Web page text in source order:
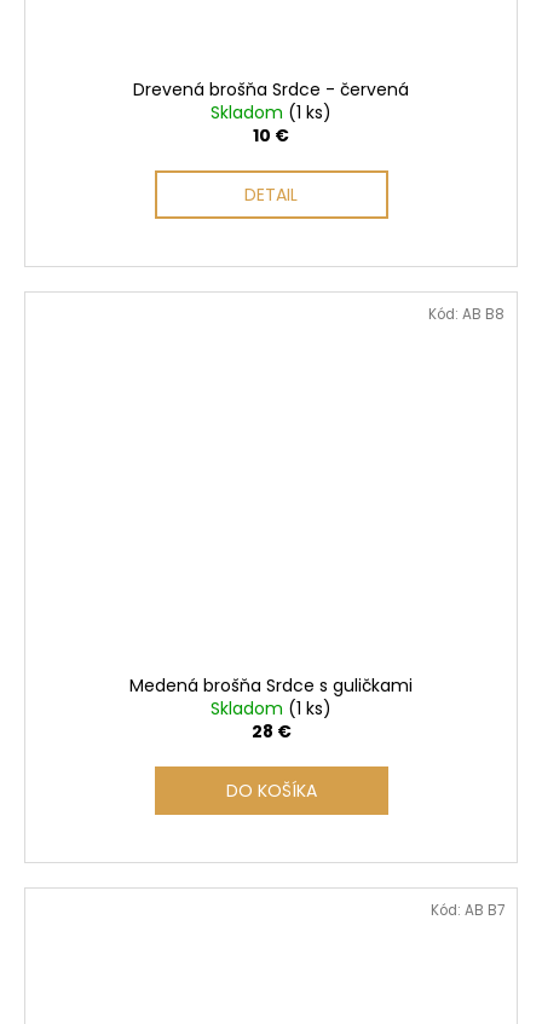
Drevená brošňa Srdce - červená
Skladom (1 ks)
10 €
DETAIL
Medená brošňa Srdce s guličkami
Skladom (1 ks)
28 €
DO KOŠÍKA
Kód: AB B8
Kód: AB B7